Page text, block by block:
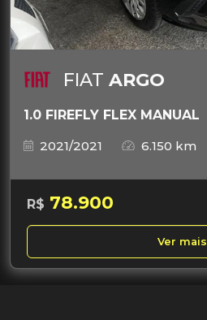
FIAT ARGO
1.0 FIREFLY FLEX MANUAL
2021/2021
6.150 km
R$ 78.900
Ver mais